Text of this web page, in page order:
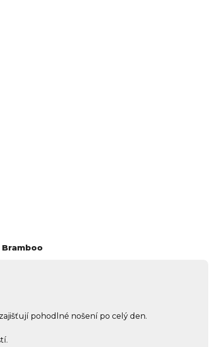
Bramboo
pohodlné nošení po celý den.